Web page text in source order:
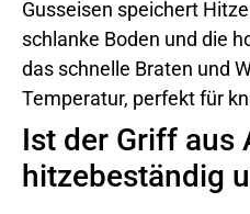
Gusseisen speichert
schlanke Boden und die
das schnelle Braten und
Temperatur, perfekt für
Ist der Griff aus
hitzebeständig